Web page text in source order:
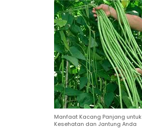
Manfaat Kacang Panjang untuk
Kesehatan dan Jantung Anda